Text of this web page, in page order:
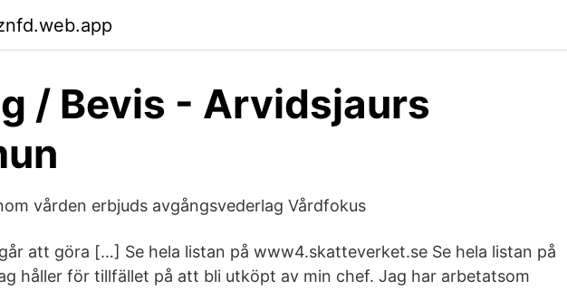
/ Bevis - Arvidsjaurs
vården erbjuds avgångsvederlag Vårdfokus
att göra […] Se hela listan på www4.skatteverket.se Se hela listan på
håller för tillfället på att bli utköpt av min chef. Jag har arbetatsom